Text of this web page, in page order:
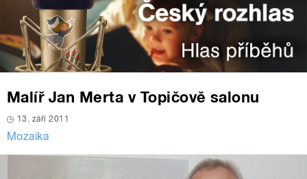
Malíř Jan Merta v Topičově salonu
13. září 2011
Mozaika